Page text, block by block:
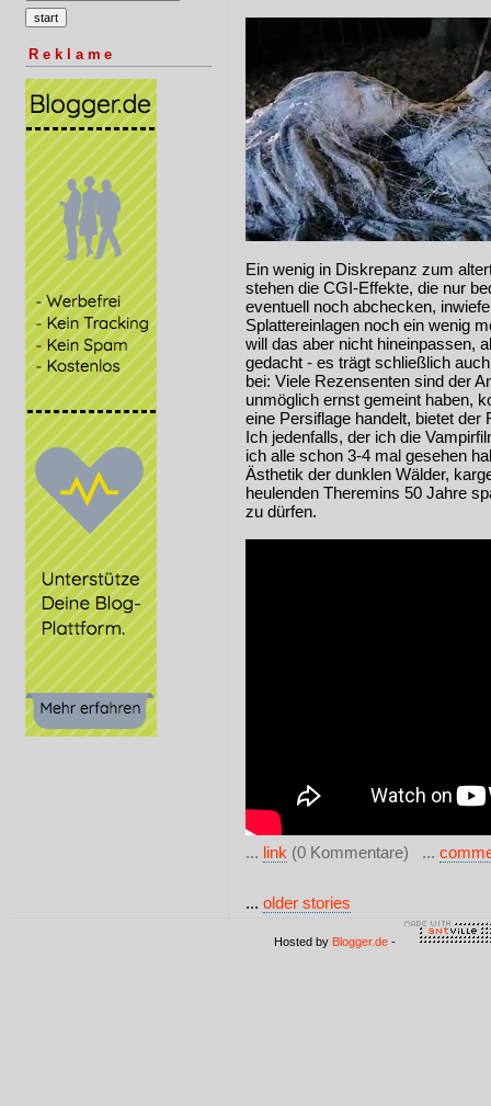
Reklame
Ein wenig in Diskrepanz zum
stehen die CGI-Effekte, die nur
eventuell noch abchecken,
Splattereinlagen noch ein wenig
will das aber nicht hineinpassen,
gedacht - es trägt schließlich
bei: Viele Rezensenten sind der
unmöglich ernst gemeint haben,
eine Persiflage handelt, bietet
Ich jedenfalls, der ich die
ich alle schon 3-4 mal gesehen
Ästhetik der dunklen Wälder,
heulenden Theremins 50 Jahre
zu dürfen.
... link (0 Kommentare) ...
... older stories
Hosted by Blogger.de -